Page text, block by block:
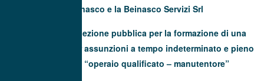
Beinasco e la Beinasco Servizi Srl
Avviso di selezione pubblica per la formazione di una
graduatoria per assunzioni a tempo indeterminato e pieno
(40 ore) di “operaio qualificato – manutentore”